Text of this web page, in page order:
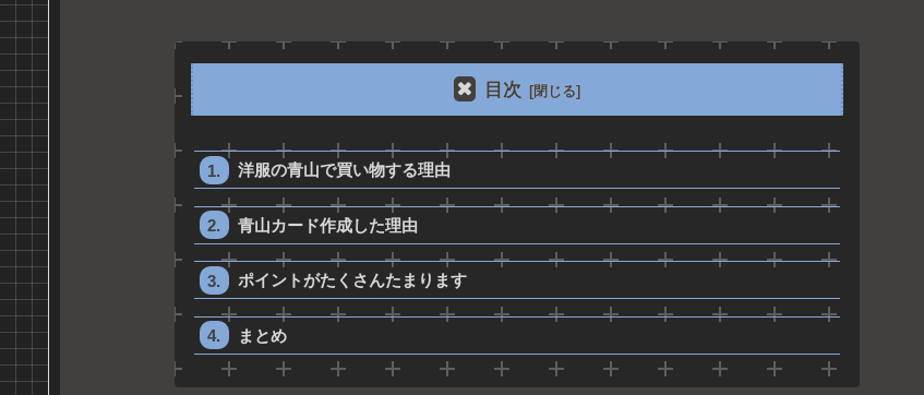
目次
洋服の青山で買い物する理由
青山カード作成した理由
ポイントがたくさんたまります
まとめ